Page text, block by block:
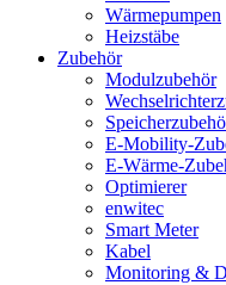
Wärmepumpen
Heizstäbe
Zubehör
Modulzubehör
E-Mobility-
E-Wärme-
Optimierer
enwitec
Smart Meter
Kabel
Monitoring &